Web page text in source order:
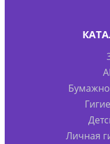
Личная